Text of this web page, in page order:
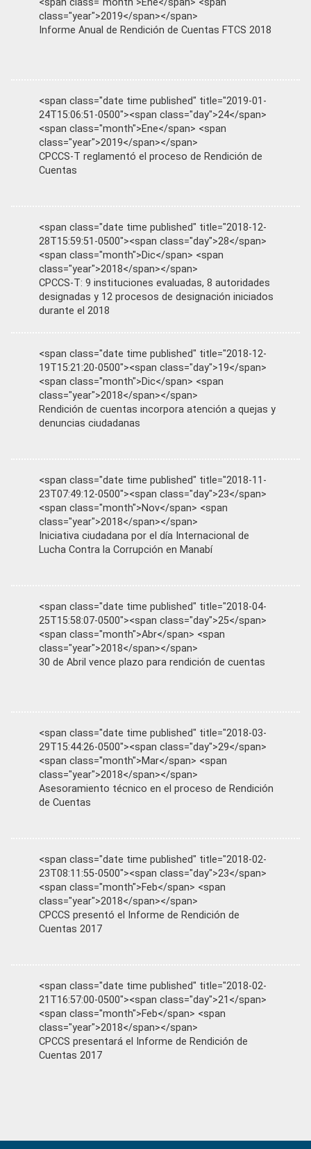
<span class="month">Ene</span> <span
class="year">2019</span></span>
Informe Anual de Rendición de Cuentas FTCS 2018
<span class="date time published" title="2019-01-
24T15:06:51-0500"><span class="day">24</span>
<span class="month">Ene</span> <span
class="year">2019</span></span>
CPCCS-T reglamentó el proceso de Rendición de
Cuentas
<span class="date time published" title="2018-12-
28T15:59:51-0500"><span class="day">28</span>
<span class="month">Dic</span> <span
class="year">2018</span></span>
CPCCS-T: 9 instituciones evaluadas, 8 autoridades
designadas y 12 procesos de designación iniciados
durante el 2018
<span class="date time published" title="2018-12-
19T15:21:20-0500"><span class="day">19</span>
<span class="month">Dic</span> <span
class="year">2018</span></span>
Rendición de cuentas incorpora atención a quejas y
denuncias ciudadanas
<span class="date time published" title="2018-11-
23T07:49:12-0500"><span class="day">23</span>
<span class="month">Nov</span> <span
class="year">2018</span></span>
Iniciativa ciudadana por el día Internacional de
Lucha Contra la Corrupción en Manabí
<span class="date time published" title="2018-04-
25T15:58:07-0500"><span class="day">25</span>
<span class="month">Abr</span> <span
class="year">2018</span></span>
30 de Abril vence plazo para rendición de cuentas
<span class="date time published" title="2018-03-
29T15:44:26-0500"><span class="day">29</span>
<span class="month">Mar</span> <span
class="year">2018</span></span>
Asesoramiento técnico en el proceso de Rendición
de Cuentas
<span class="date time published" title="2018-02-
23T08:11:55-0500"><span class="day">23</span>
<span class="month">Feb</span> <span
class="year">2018</span></span>
CPCCS presentó el Informe de Rendición de
Cuentas 2017
<span class="date time published" title="2018-02-
21T16:57:00-0500"><span class="day">21</span>
<span class="month">Feb</span> <span
class="year">2018</span></span>
CPCCS presentará el Informe de Rendición de
Cuentas 2017